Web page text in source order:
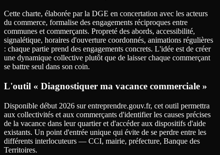
Cette charte, élaborée par la DGE en concertation avec les acteurs
du commerce, formalise des engagements réciproques entre
communes et commerçants. Propreté des abords, accessibilité,
signalétique, horaires d'ouverture coordonnés, animations régulières
: chaque partie prend des engagements concrets. L'idée est de créer
une dynamique collective plutôt que de laisser chaque commerçant
se battre seul dans son coin.
L'outil « Diagnostiquer ma vacance commerciale »
Disponible début 2026 sur entreprendre.gouv.fr, cet outil permettra
aux collectivités et aux commerçants d'identifier les causes précises
de la vacance dans leur quartier et d'accéder aux dispositifs d'aide
existants. Un point d'entrée unique qui évite de se perdre entre les
différents interlocuteurs — CCI, mairie, préfecture, Banque des
Territoires.